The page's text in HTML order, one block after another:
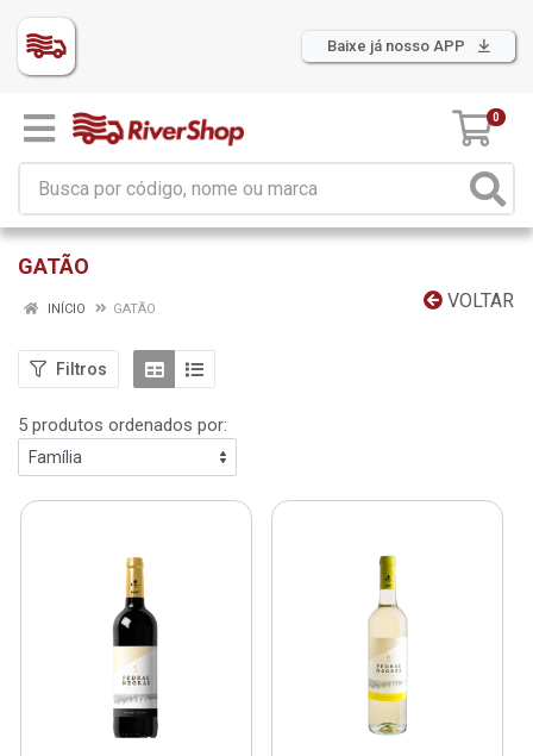
Baixe já nosso APP
0
GATÃO
VOLTAR
INÍCIO GATÃO
Filtros
5 produtos ordenados por: